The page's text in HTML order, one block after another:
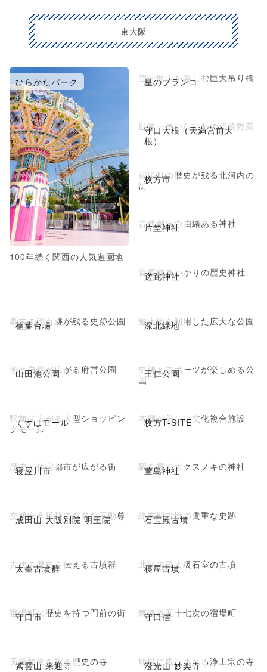
東大阪
ひらかたパーク
100年続く関西の人気遊園地
星のブランコ
空中散歩を楽しむ巨大吊り橋
守口大根（天満宮前大
根）
世界一長いなにわの伝統野菜
枚方市
宿場町の歴史が残る北河内の
街
片埜神社
古代創建の由緒ある神社
蹉跎神社
菅原道真ゆかりの歴史神社
楠葉台場
幕末の砲台跡が残る史跡公園 深北緑地
遊水地を利用した広大な公園
山田池公園
池と自然が広がる府営公園 王仁公園
史跡とスポーツが楽しめる公
園
くずはモール
駅前に広がる大型ショッピン
グモール
枚方T-SITE
本棚が美しい文化複合施設
寝屋川市
歴史と住宅都市が広がる街 萱島神社
駅を貫く大クスノキの神社
成田山 大阪別院 明王院
交通安全祈願で有名な不動尊 石宝殿古墳
終末期古墳の貴重な史跡
太秦古墳群
古代の歴史を伝える古墳群 寝屋古墳
北河内最大級石室の古墳
守口市
宿場町の歴史を持つ門前の街 守口宿
東海道五十七次の宿場町
紫雲山 来迎寺
天筆如来を祀る歴史の寺 澄光山 妙楽寺
地域に親しまれる浄土宗の寺